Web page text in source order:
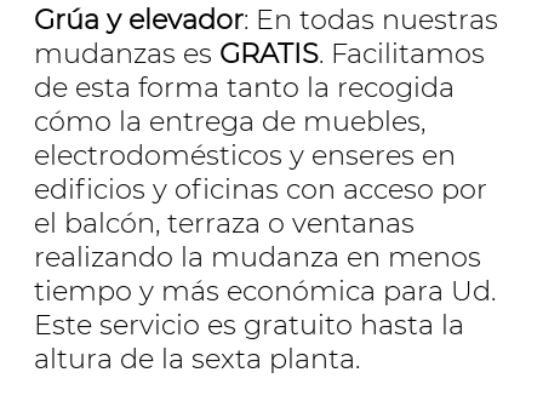
Grúa y elevador: En todas nuestras
mudanzas es GRATIS. Facilitamos
de esta forma tanto la recogida
cómo la entrega de muebles,
electrodomésticos y enseres en
edificios y oficinas con acceso por
el balcón, terraza o ventanas
realizando la mudanza en menos
tiempo y más económica para Ud.
Este servicio es gratuito hasta la
altura de la sexta planta.